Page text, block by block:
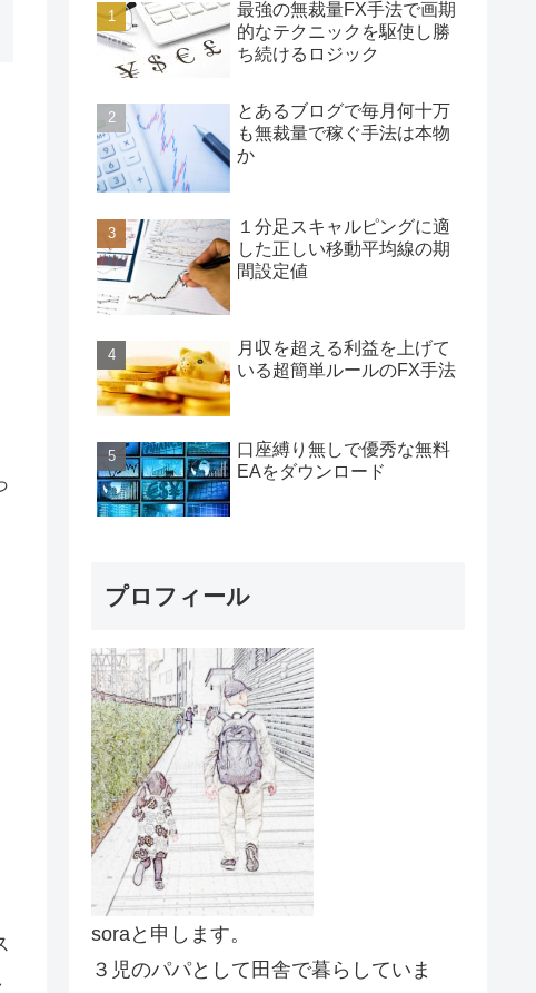
最強の無裁量FX手法で画期
的なテクニックを駆使し勝
ち続けるロジック
とあるブログで毎月何十万
も無裁量で稼ぐ手法は本物
か
１分足スキャルピングに適
した正しい移動平均線の期
間設定値
月収を超える利益を上げて
いる超簡単ルールのFX手法
口座縛り無しで優秀な無料
EAをダウンロード
プロフィール
soraと申します。
３児のパパとして田舎で暮らしていま